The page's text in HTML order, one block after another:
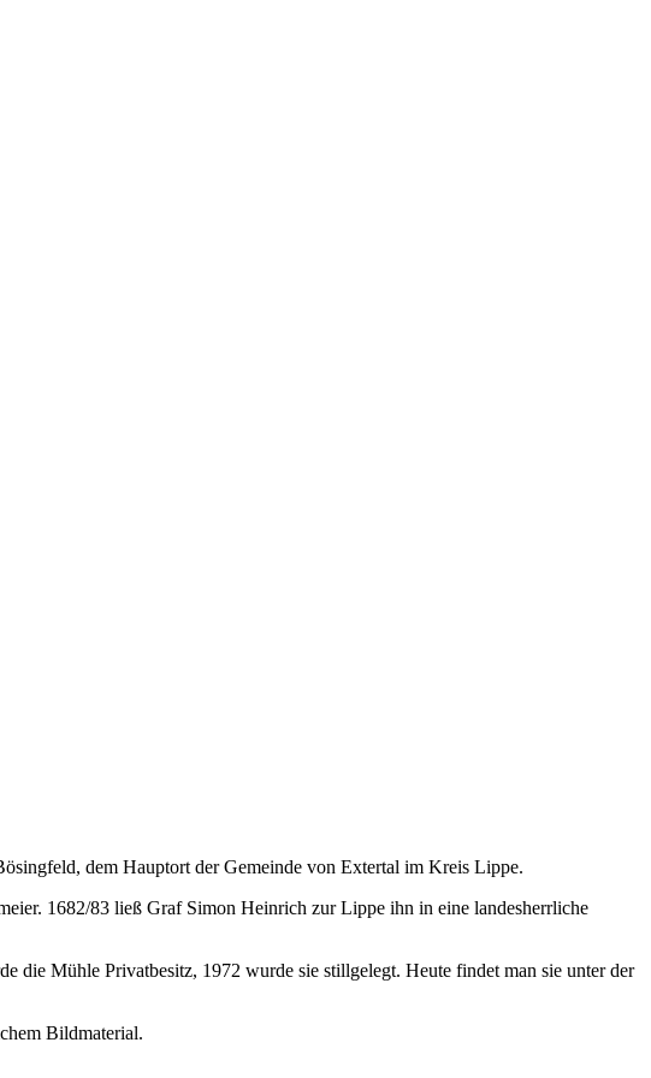
dem Hauptort der Gemeinde von Extertal im Kreis Lippe.
1682/83 ließ Graf Simon Heinrich zur Lippe ihn in eine landesherrliche
die Mühle Privatbesitz, 1972 wurde sie stillgelegt. Heute findet man sie unter der
Bildmaterial.